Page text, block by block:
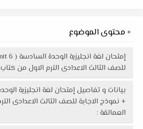
محتوى الموضوع
للصف الثالث الاعدادى الترم الاول من
+ نموذج الاجابة للصف الثالث الاعدادى
العمالقة :